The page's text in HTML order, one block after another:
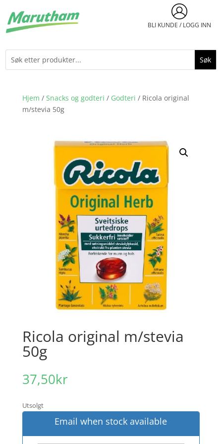
BLI KUNDE / LOGG INN
Hjem / Snacks og godteri / Godteri / Ricola original
m/stevia 50g
Ricola original m/stevia
50g
37,50kr
Utsolgt
Email when stock available